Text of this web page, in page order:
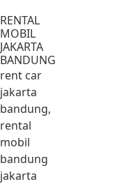
RENTAL
MOBIL
JAKARTA
BANDUNG
rent car
jakarta
bandung,
rental
mobil
bandung
jakarta